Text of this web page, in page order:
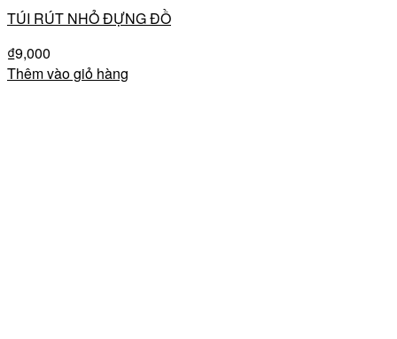
TÚI RÚT NHỎ ĐỰNG ĐỒ
₫9,000
Thêm vào giỏ hàng